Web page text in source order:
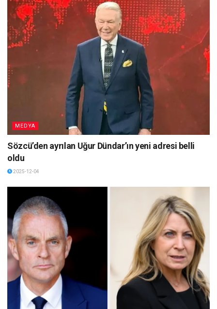
MEDYA
Sözcü’den ayrılan Uğur Dündar’ın yeni adresi belli
oldu
2025-12-04